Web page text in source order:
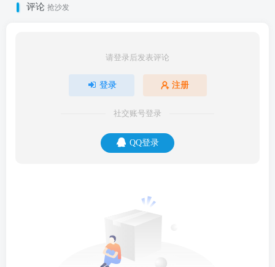
评论 抢沙发
请登录后发表评论
登录 注册
社交账号登录
QQ登录